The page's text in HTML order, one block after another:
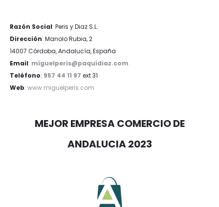
Razón Social: Peris y Diaz S.L.
Dirección: Manolo Rubia, 2
14007 Córdoba, Andalucía, España
Email: miguelperis@paquidiaz.com
Teléfono: 957 44 11 97 ext 31
Web: www.miguelperis.com
MEJOR EMPRESA COMERCIO DE
ANDALUCIA 2023